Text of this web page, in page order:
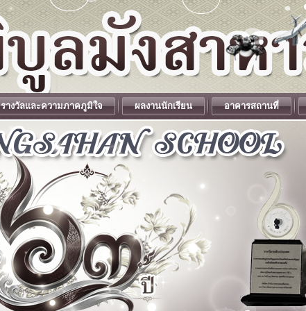
รางวัลและความภาคภูมิใจ ผลงานนักเรียน อาคารสถานที่